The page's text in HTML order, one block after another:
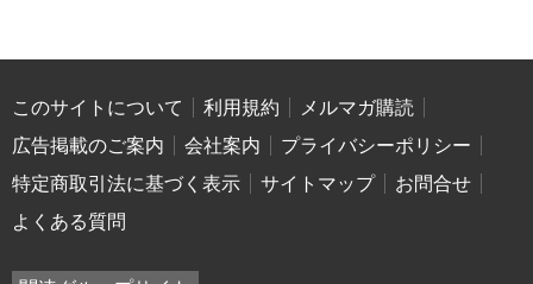
このサイトについて 利用規約
メルマガ購読
広告掲載のご案内
会社案内
プライバシーポリシー
特定商取引法に基づく表示
サイトマップ
お問合せ
よくある質問